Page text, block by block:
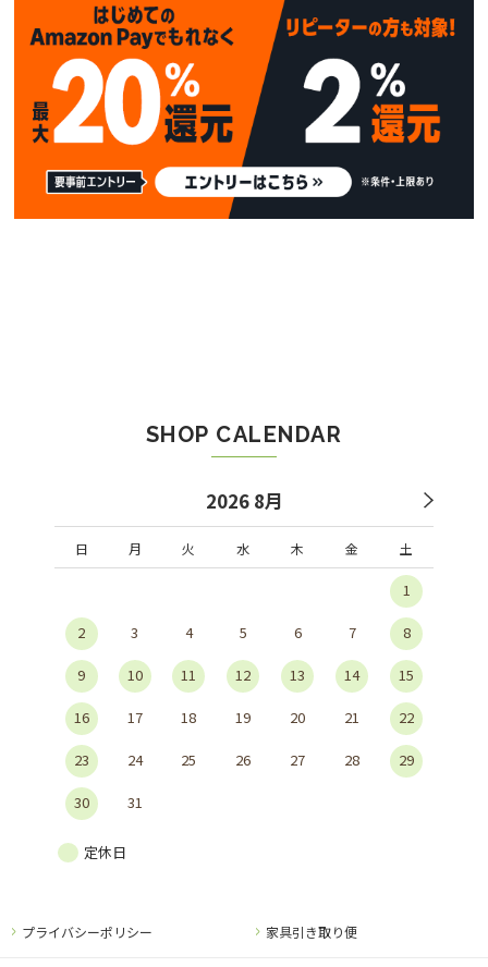
SHOP CALENDAR
2026 8月
日 月 火 水 木 金 土
1
2 3 4 5 6 7 8
9 10 11 12 13 14 15
16 17 18 19 20 21 22
23 24 25 26 27 28 29
30 31
定休日
プライバシーポリシー 家具引き取り便